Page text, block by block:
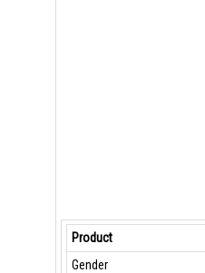
Product
Gender